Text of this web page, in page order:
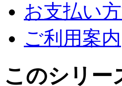
お支払い
ご利用案内
このシリー